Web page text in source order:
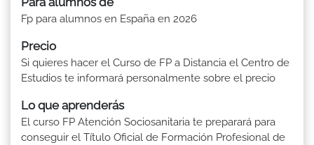
Fp para alumnos en España en 2026
Precio
Si quieres hacer el Curso de FP a Distancia el Centro de
Estudios te informará personalmente sobre el precio
Lo que aprenderás
El curso FP Atención Sociosanitaria te preparará para
conseguir el Título Oficial de Formación Profesional de